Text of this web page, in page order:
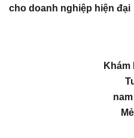
cho doanh nghiệp hiện đại
Khám